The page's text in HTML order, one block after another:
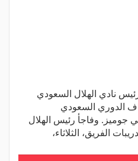
نادي الهلال السعودي
الدوري السعودي
جوميز. وفاجأ رئيس الهلال
الفريق، الثلاثاء،